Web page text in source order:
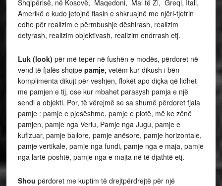
Shqipërisë, në Kosovë, Maqedoni, Mal të Zi, Greqi, Itali,
Amerikë e kudo jetojnë flasin e shkruajnë me njëri-tjetrin
edhe për realizim e përmbushje dëshirash, realizim
detyrash, realizim objektivash, realizim endrrash etj.
Luk (look) për më tepër në fushën e modës, përdoret në
vend të fjalës shqipe pamje, vetëm kur dikush i bën
komplimenta dikujt për veshjen, flokët apo diçka që lidhet
me pamjen e tij, ose kur mbahet parasysh pamja e një
sendi a objekti. Por, të vërejmë se sa shumë përdoret fjala
pamje : pamje e pjesëshme, pamje e plotë, më ke zënë
pamjen, pamje nga Veriu, Pamje nga Jugu, pamje e
kufizuar, pamje ballore, pamje anësore, pamje horizontale,
pamje vertikale, pamje nga fundi, pamje nga e maja, pamje
nga lartë-poshtë, pamje nga e majta në të djathtë etj.
Shou përdoret me kuptim të drejtpërdrejtë për një